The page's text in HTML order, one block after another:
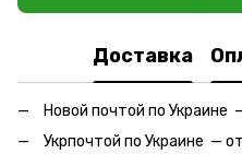
Доставка
Новой почтой по Украине
Укрпочтой по Украине —